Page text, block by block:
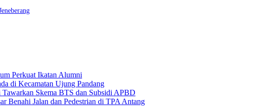
Perkuat Ikatan Alumni
di Kecamatan Ujung Pandang
Skema BTS dan Subsidi APBD
Benahi Jalan dan Pedestrian di TPA Antang